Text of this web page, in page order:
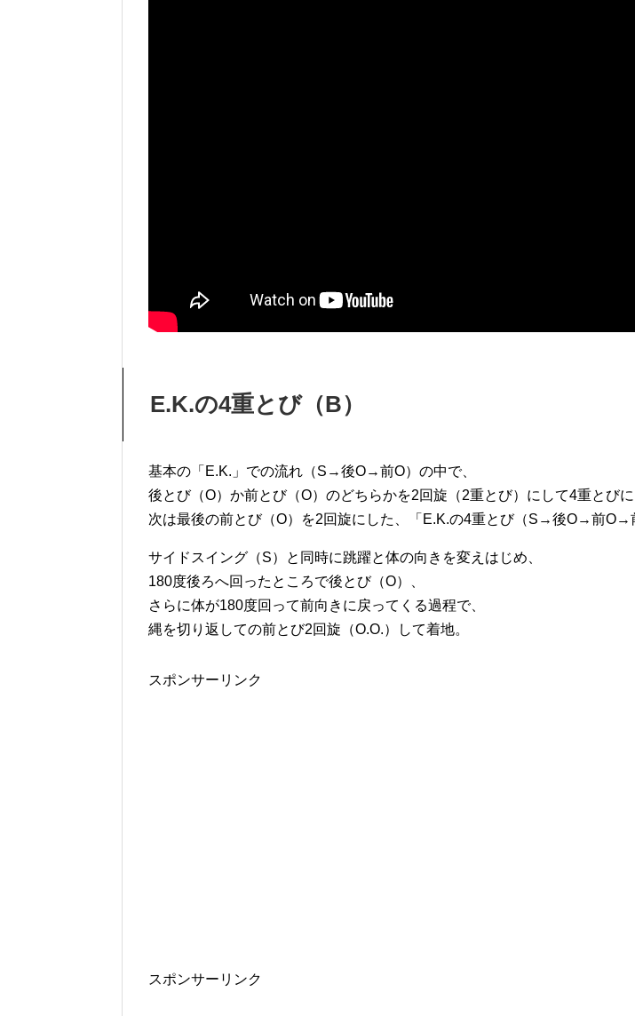
E.K.の4重とび（B）
基本の「E.K.」での流れ（S→後O→前O）の中で、
後とび（O）か前とび（O）のどちらかを2回旋（2重とび）にして4重とびに
次は最後の前とび（O）を2回旋にした、「E.K.の4重とび（S→後O→前O→
サイドスイング（S）と同時に跳躍と体の向きを変えはじめ、
180度後ろへ回ったところで後とび（O）、
さらに体が180度回って前向きに戻ってくる過程で、
縄を切り返しての前とび2回旋（O.O.）して着地。
スポンサーリンク
スポンサーリンク